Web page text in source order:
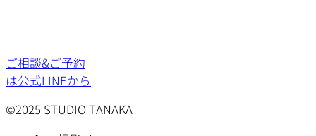
ご相談&ご予約
は公式LINEから
©2025 STUDIO TANAKA